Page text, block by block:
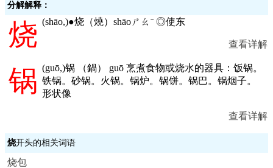
分解解释：
烧 (shāo,)●烧（燒）shāoㄕㄠˉ ◎使东
查看详解
锅 (guō,)锅 （鍋） guō 烹煮食物或烧水的器具：饭锅。
铁锅。砂锅。火锅。锅炉。锅饼。锅巴。锅烟子。
形状像
查看详解
烧开头的相关词语
烧包